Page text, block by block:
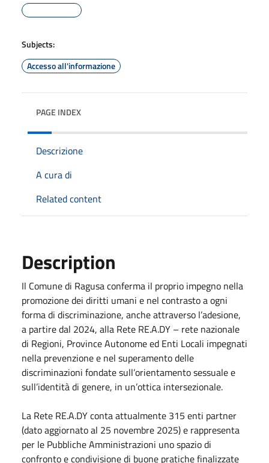
Subjects:
Accesso all'informazione
PAGE INDEX
Descrizione
A cura di
Related content
Description
Il Comune di Ragusa conferma il proprio impegno nella
promozione dei diritti umani e nel contrasto a ogni
forma di discriminazione, anche attraverso l’adesione,
a partire dal 2024, alla Rete RE.A.DY – rete nazionale
di Regioni, Province Autonome ed Enti Locali impegnati
nella prevenzione e nel superamento delle
discriminazioni fondate sull’orientamento sessuale e
sull’identità di genere, in un’ottica intersezionale.
La Rete RE.A.DY conta attualmente 315 enti partner
(dato aggiornato al 25 novembre 2025) e rappresenta
per le Pubbliche Amministrazioni uno spazio di
confronto e condivisione di buone pratiche finalizzate